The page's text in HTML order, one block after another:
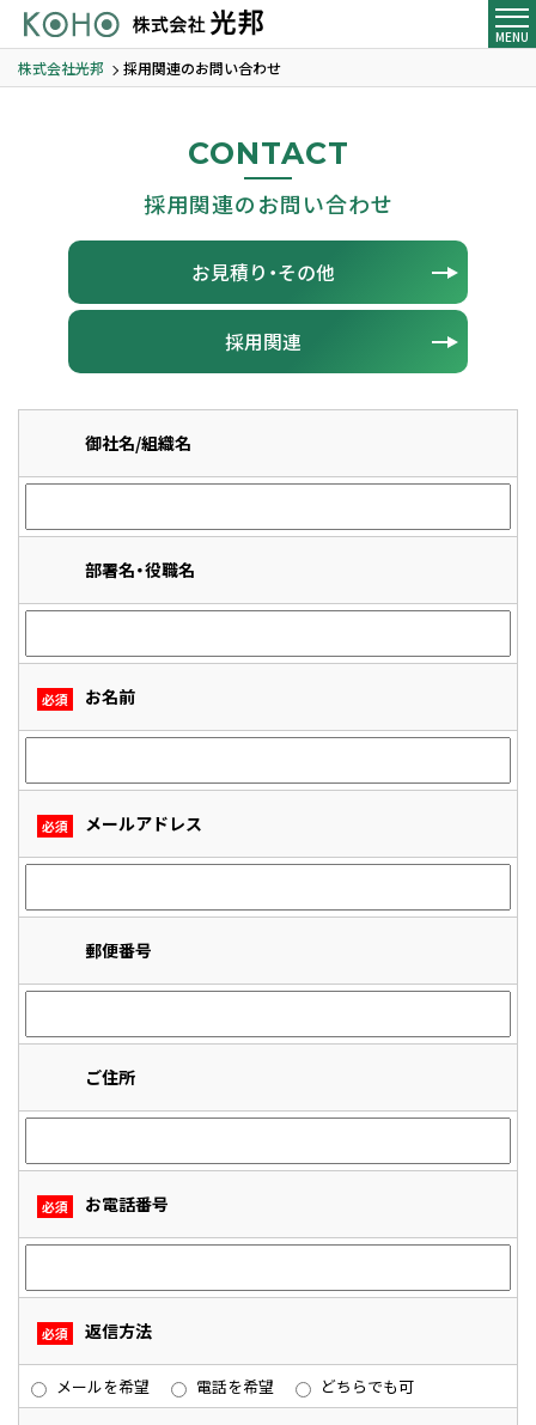
MENU
株式会社光邦 採用関連のお問い合わせ
CONTACT
採用関連のお問い合わせ
お見積り・その他
採用関連
御社名/組織名
部署名・役職名
お名前
必須
メールアドレス
必須
郵便番号
ご住所
お電話番号
必須
返信方法
必須
メールを希望 電話を希望 どちらでも可